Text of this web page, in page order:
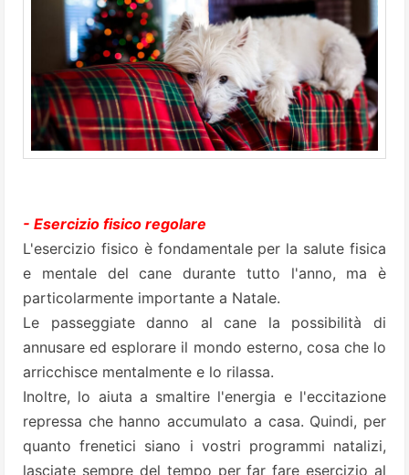
- Esercizio fisico regolare
L'esercizio fisico è fondamentale per la salute fisica
e mentale del cane durante tutto l'anno, ma è
particolarmente importante a Natale.
Le passeggiate danno al cane la possibilità di
annusare ed esplorare il mondo esterno, cosa che lo
arricchisce mentalmente e lo rilassa.
Inoltre, lo aiuta a smaltire l'energia e l'eccitazione
repressa che hanno accumulato a casa. Quindi, per
quanto frenetici siano i vostri programmi natalizi,
lasciate sempre del tempo per far fare esercizio al